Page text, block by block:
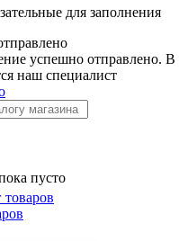
для заполнения
успешно отправлено.
наш специалист
пусто
товаров